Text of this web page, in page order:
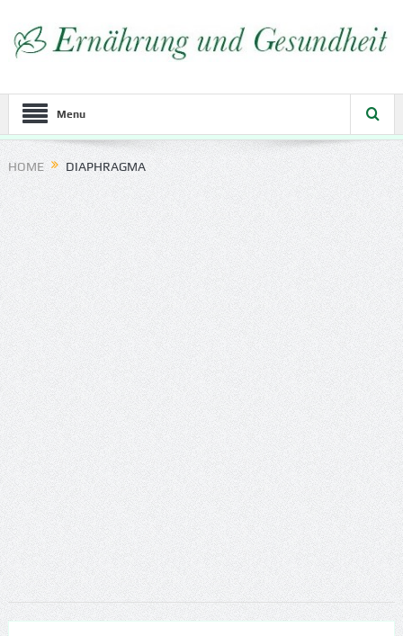
Menu
HOME DIAPHRAGMA